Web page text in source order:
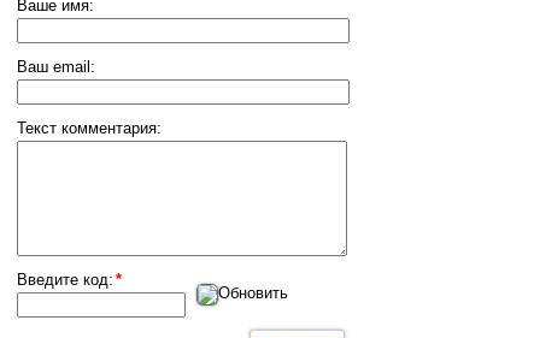
Ваше имя:
Ваш email:
Текст комментария:
Введите код: *
Обновить